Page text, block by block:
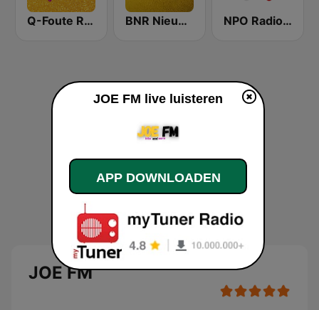
Q-Foute Radio BNR Nieuwsradio NPO Radio 2
JOE FM
JOE FM live luisteren
APP DOWNLOADEN